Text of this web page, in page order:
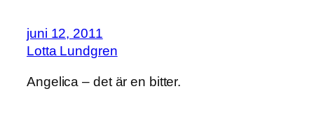
juni 12, 2011
Lotta Lundgren
Angelica – det är en bitter.